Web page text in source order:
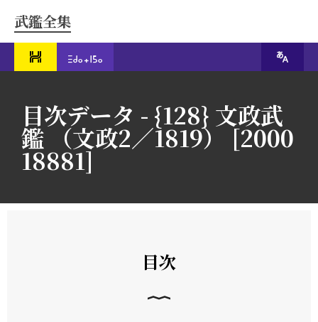
武鑑全集
目次データ - {128} 文政武
鑑 （文政2／1819） [2000
18881]
目次